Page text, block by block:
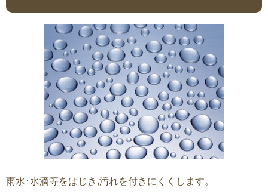
雨水･水滴等をはじき,汚れを付きにくくします。